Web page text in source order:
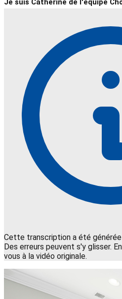
Je suis Catherine de l'équipe
Cette transcription a été
Des erreurs peuvent s'y glisser.
vous à la vidéo originale.